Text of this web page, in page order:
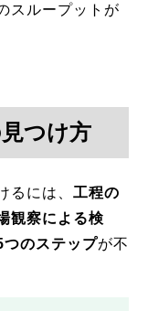
スループットが
つけ方
るには、 工程の
観察による検
のステップが不